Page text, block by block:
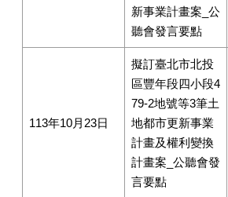
新事業計畫案_公
聽會發言要點
113年10月23日
擬訂臺北市北投
區豐年段四小段4
79-2地號等3筆土
地都市更新事業
計畫及權利變換
計畫案_公聽會發
言要點